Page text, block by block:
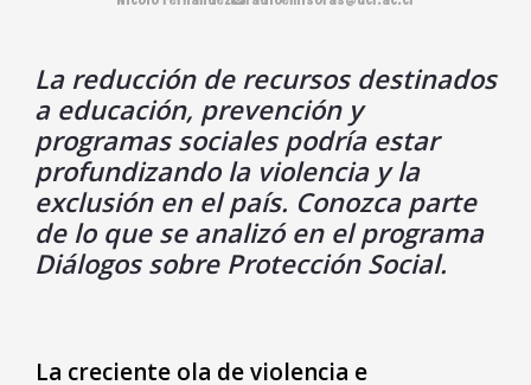
La reducción de recursos destinados
a educación, prevención y
programas sociales podría estar
profundizando la violencia y la
exclusión en el país. Conozca parte
de lo que se analizó en el programa
Diálogos sobre Protección Social.
La creciente ola de violencia e